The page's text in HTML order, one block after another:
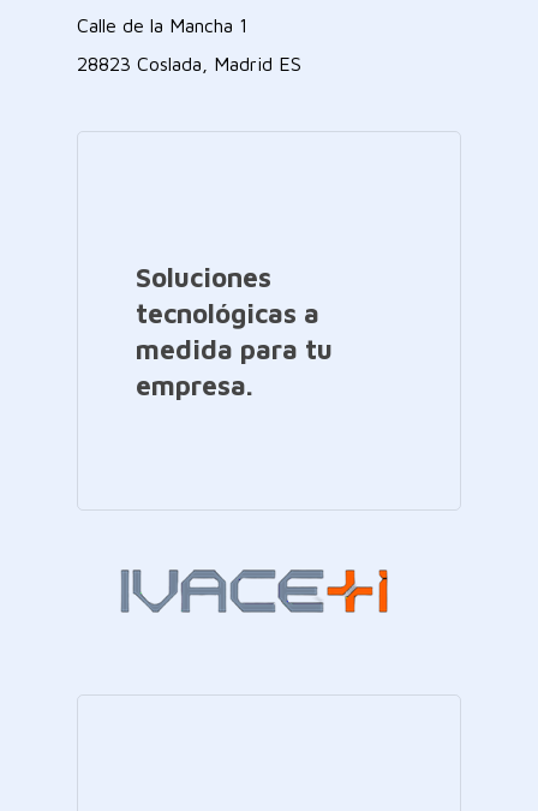
Calle de la Mancha 1
28823 Coslada, Madrid ES
Soluciones
tecnológicas a
medida para tu
empresa.